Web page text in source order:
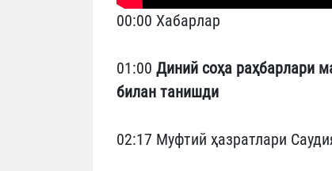
00:00 Хабарлар
01:00 Диний соҳа раҳбарлари
билан танишди
02:17 Муфтий ҳазратлари